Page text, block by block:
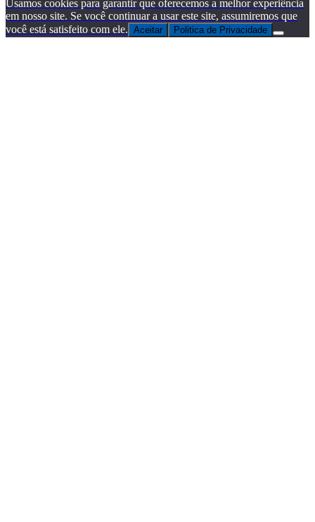
Usamos cookies para garantir que oferecemos a melhor experiência
em nosso site. Se você continuar a usar este site, assumiremos que
você está satisfeito com ele. Aceitar Politica de Privacidade